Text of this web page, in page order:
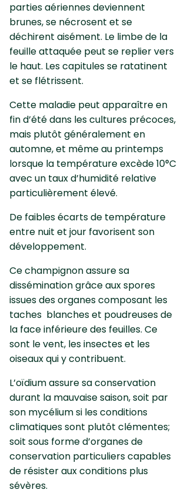
parties aériennes deviennent
brunes, se nécrosent et se
déchirent aisément. Le limbe de la
feuille attaquée peut se replier vers
le haut. Les capitules se ratatinent
et se flétrissent.
Cette maladie peut apparaître en
fin d’été dans les cultures précoces,
mais plutôt généralement en
automne, et même au printemps
lorsque la température excède 10°C
avec un taux d’humidité relative
particulièrement élevé.
De faibles écarts de température
entre nuit et jour favorisent son
développement.
Ce champignon assure sa
dissémination grâce aux spores
issues des organes composant les
taches blanches et poudreuses de
la face inférieure des feuilles. Ce
sont le vent, les insectes et les
oiseaux qui y contribuent.
L’oïdium assure sa conservation
durant la mauvaise saison, soit par
son mycélium si les conditions
climatiques sont plutôt clémentes;
soit sous forme d’organes de
conservation particuliers capables
de résister aux conditions plus
sévères.